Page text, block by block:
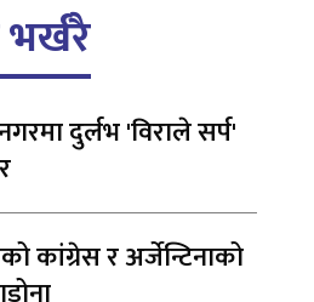
दुर्लभ 'विराले सर्प'
कांग्रेस र अर्जेन्टिनाको